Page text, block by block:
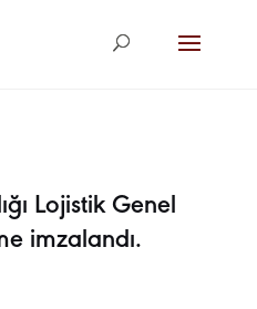
Lojistik Genel
imzalandı.